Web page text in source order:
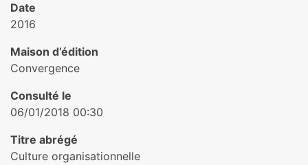
Date
2016
Maison d’édition
Convergence
Consulté le
06/01/2018 00:30
Titre abrégé
Culture organisationnelle